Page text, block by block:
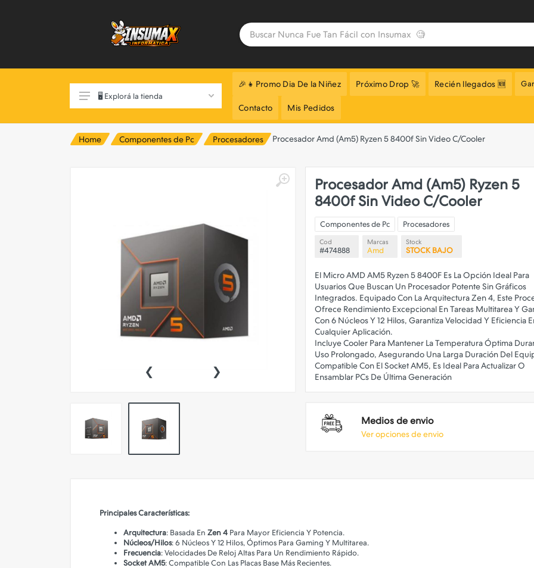
Almacenamiento
Conectividad
Insumos de Impresion
Convertidores Smart
Fotografia y Video
Iluminacion - Deco
Impresion 3d
🖥️ Explorá la tienda
🎉👧Promo Dia De la Niñez Próximo Drop 🚀 Recién llegados 🆕
Contacto Mis Pedidos
Home Componentes de Pc Procesadores Procesador Amd (Am5) Ryzen 5 8400f Sin Video C/Cooler
‹ ›
Procesador Amd (Am5) Ryzen 5
8400f Sin Video C/Cooler
Componentes de Pc Procesadores
Cod
#474888
Marcas
Amd
Stock
STOCK BAJO
El Micro AMD AM5 Ryzen 5 8400F Es La Opción Ideal Para
Usuarios Que Buscan Un Procesador Potente Sin Gráficos
Integrados. Equipado Con La Arquitectura Zen 4, Este
Ofrece Rendimiento Excepcional En Tareas Multitarea Y
Con 6 Núcleos Y 12 Hilos, Garantiza Velocidad Y Eficiencia
Cualquier Aplicación.
Incluye Cooler Para Mantener La Temperatura Óptima
Uso Prolongado, Asegurando Una Larga Duración Del
Compatible Con El Socket AM5, Es Ideal Para Actualizar O
Medios de envio
Ver opciones de envio
Principales Características:
Arquitectura: Basada En Zen 4 Para Mayor Eficiencia Y Potencia.
Núcleos/Hilos: 6 Núcleos Y 12 Hilos, Óptimos Para Gaming Y Multitarea.
Frecuencia: Velocidades De Reloj Altas Para Un Rendimiento Rápido.
Socket AM5: Compatible Con Las Placas Base Más Recientes.